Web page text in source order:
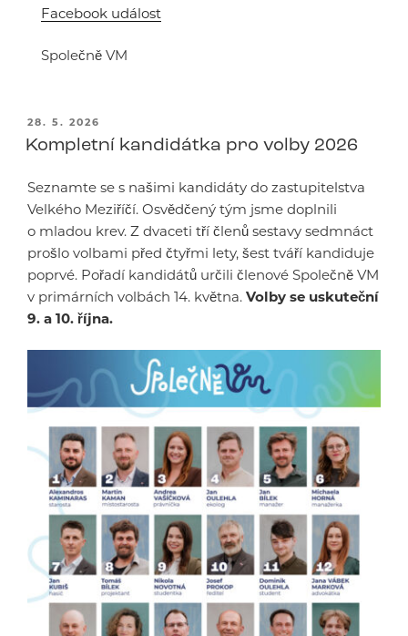
Facebook událost
Společně VM
PUBLIKOVÁNO
28. 5. 2026
Kompletní kandidátka pro volby 2026
Seznamte se s našimi kandidáty do zastupitelstva
Velkého Meziříčí. Osvědčený tým jsme doplnili
o mladou krev. Z dvaceti tří členů sestavy sedmnáct
prošlo volbami před čtyřmi lety, šest tváří kandiduje
poprvé. Pořadí kandidátů určili členové Společně VM
v primárních volbách 14. května. Volby se uskuteční
9. a 10. října.